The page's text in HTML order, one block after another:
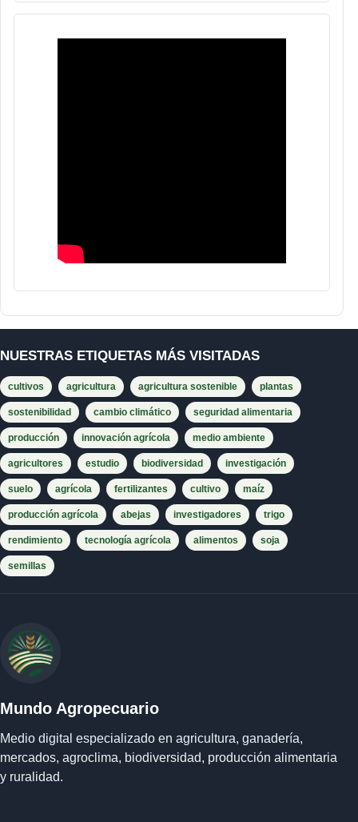
NUESTRAS ETIQUETAS MÁS VISITADAS
cultivos agricultura agricultura sostenible plantas
sostenibilidad cambio climático seguridad alimentaria
producción innovación agrícola medio ambiente
agricultores estudio biodiversidad investigación
suelo agrícola fertilizantes cultivo maíz
producción agrícola abejas investigadores trigo
rendimiento tecnología agrícola alimentos soja
semillas
Mundo Agropecuario
Medio digital especializado en agricultura, ganadería,
mercados, agroclima, biodiversidad, producción alimentaria
y ruralidad.